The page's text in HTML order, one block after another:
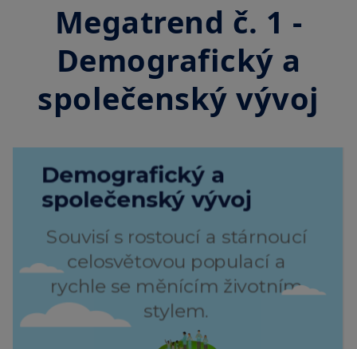
Megatrend č. 1 -
Demografický a
společenský vývoj